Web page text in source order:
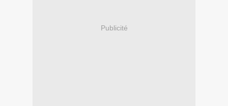
Publicité